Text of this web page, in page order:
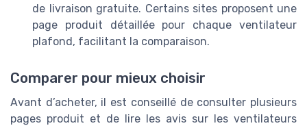
de livraison gratuite. Certains sites proposent une
page produit détaillée pour chaque ventilateur
plafond, facilitant la comparaison.
Comparer pour mieux choisir
Avant d’acheter, il est conseillé de consulter plusieurs
pages produit et de lire les avis sur les ventilateurs